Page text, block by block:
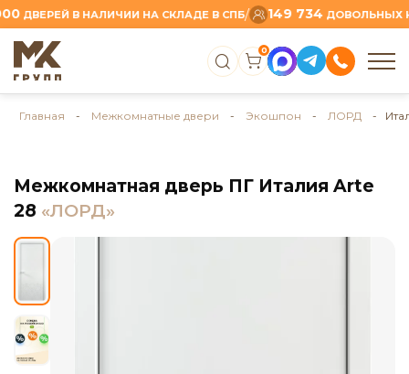
В НАЛИЧИИ НА СКЛАДЕ В СПБ/ 149 734 ДОВОЛЬНЫХ
0
Главная - Межкомнатные двери - Экошпон - ЛОРД -
Межкомнатная дверь ПГ Италия Arte
28 «ЛОРД»